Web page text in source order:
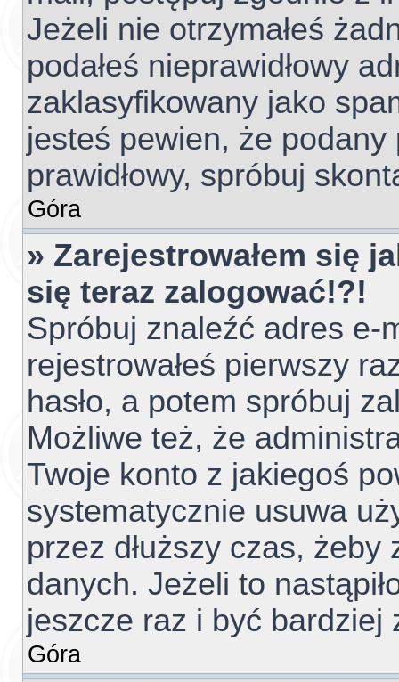
Jeżeli nie otrzymałeś
podałeś nieprawidłowy
zaklasyfikowany jako
jesteś pewien, że
prawidłowy, spróbuj
Góra
» Zarejestrowałem się
się teraz zalogować!?!
Spróbuj znaleźć adres e-
rejestrowałeś pierwszy
hasło, a potem spróbuj
Możliwe też, że
Twoje konto z jakiegoś
systematycznie usuwa
przez dłuższy czas,
danych. Jeżeli to
jeszcze raz i być
Góra